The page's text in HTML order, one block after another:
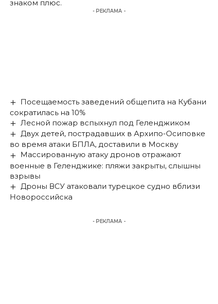
знаком плюс.
- РЕКЛАМА -
Посещаемость заведений общепита на Кубани
сократилась на 10%
Лесной пожар вспыхнул под Геленджиком
Двух детей, пострадавших в Архипо-Осиповке
во время атаки БПЛА, доставили в Москву
Массированную атаку дронов отражают
военные в Геленджике: пляжи закрыты, слышны
взрывы
Дроны ВСУ атаковали турецкое судно вблизи
Новороссийска
- РЕКЛАМА -